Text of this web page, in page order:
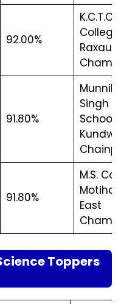
92.00%
K.C.T.C.
College,
Raxaul,
91.80%
Singh
School,
91.80%
M.S.
East
Toppers